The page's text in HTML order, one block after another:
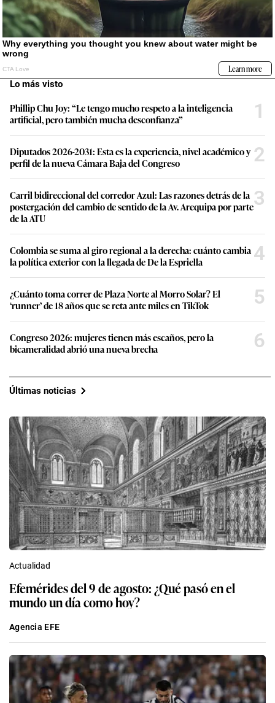
Lo más visto
Phillip Chu Joy: “Le tengo mucho respeto a la inteligencia
artificial, pero también mucha desconfianza”
1
Diputados 2026-2031: Esta es la experiencia, nivel académico y
perfil de la nueva Cámara Baja del Congreso
2
Carril bidireccional del corredor Azul: Las razones detrás de la
postergación del cambio de sentido de la Av. Arequipa por parte
de la ATU
3
Colombia se suma al giro regional a la derecha: cuánto cambia
la política exterior con la llegada de De la Espriella
4
¿Cuánto toma correr de Plaza Norte al Morro Solar? El
‘runner’ de 18 años que se reta ante miles en TikTok
5
Congreso 2026: mujeres tienen más escaños, pero la
bicameralidad abrió una nueva brecha
6
Últimas noticias
Actualidad
Efemérides del 9 de agosto: ¿Qué pasó en el
mundo un día como hoy?
Agencia EFE